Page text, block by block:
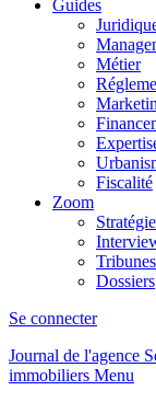
Guides
Métier
Fiscalité
Zoom
Tribunes
Dossiers
Se connecter
Journal de l'agence
immobiliers Menu